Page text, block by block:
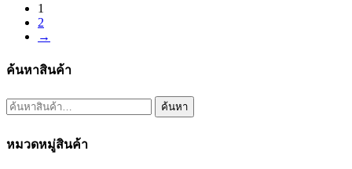
1
2
→
ค้นหาสินค้า
ค้นหา: ค้นหา
หมวดหมู่สินค้า